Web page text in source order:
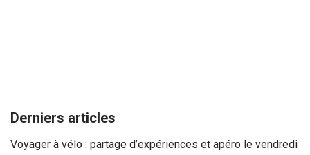
Derniers articles
Voyager à vélo : partage d’expériences et apéro le vendredi